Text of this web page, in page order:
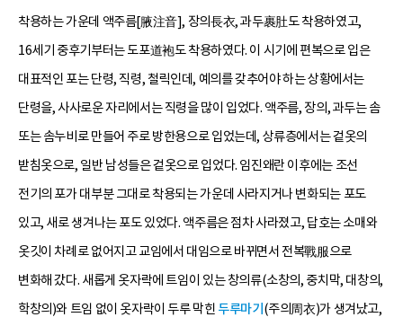
착용하는 가운데 액주름[腋注音], 장의長衣, 과두裹肚도 착용하였고,
16세기 중후기부터는 도포道袍도 착용하였다. 이 시기에 편복으로 입은
대표적인 포는 단령, 직령, 철릭인데, 예의를 갖추어야 하는 상황에서는
단령을, 사사로운 자리에서는 직령을 많이 입었다. 액주름, 장의, 과두는 솜
또는 솜누비로 만들어 주로 방한용으로 입었는데, 상류층에서는 겉옷의
받침옷으로, 일반 남성들은 겉옷으로 입었다. 임진왜란 이후에는 조선
전기의 포가 대부분 그대로 착용되는 가운데 사라지거나 변화되는 포도
있고, 새로 생겨나는 포도 있었다. 액주름은 점차 사라졌고, 답호는 소매와
옷깃이 차례로 없어지고 교임에서 대임으로 바뀌면서 전복戰服으로
변화해 갔다. 새롭게 옷자락에 트임이 있는 창의류(소창의, 중치막, 대창의,
학창의)와 트임 없이 옷자락이 두루 막힌 두루마기 (주의周衣)가 생겨났고,